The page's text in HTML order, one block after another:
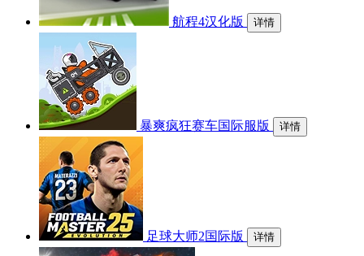
航程4汉化版 详情
暴爽疯狂赛车国际服版 详情
足球大师2国际版 详情